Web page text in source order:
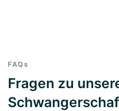
FAQs
Fragen zu